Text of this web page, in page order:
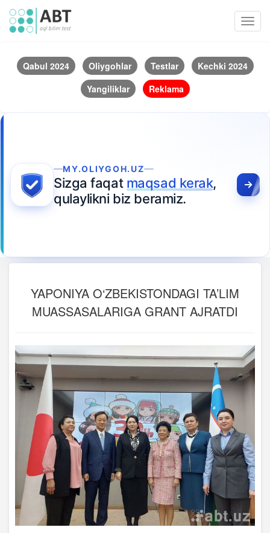
Qabul 2024 Oliygohlar Testlar
Kechki 2024
Yangiliklar
Reklama
MY.OLIYGOH.UZ
Sizga faqat maqsad kerak,
qulaylikni biz beramiz.
YAPONIYA O‘ZBEKISTONDAGI TA’LIM
MUASSASALARIGA GRANT AJRATDI